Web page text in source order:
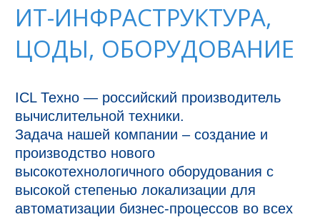
ИТ-ИНФРАСТРУКТУРА,
ЦОДЫ, ОБОРУДОВАНИЕ
ICL Техно — российский производитель
вычислительной техники.
Задача нашей компании – создание и
производство нового
высокотехнологичного оборудования с
высокой степенью локализации для
автоматизации бизнес-процессов во всех